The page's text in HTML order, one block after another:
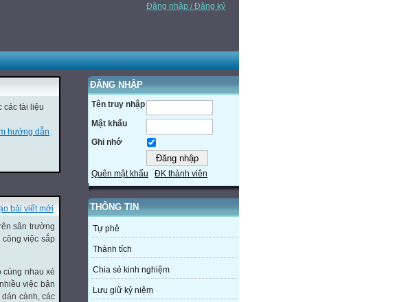
Đăng nhập / Đăng ký
ĐĂNG NHẬP
Tên truy nhập
Mật khẩu
Ghi nhớ
Quên mật khẩu ĐK thành viên
THÔNG TIN
Tự phê
Thành tích
Chia sẻ kinh nghiệm
Lưu giữ kỷ niệm
các tài liệu
hướng dẫn
bài viết mới
sân trường
việc sắp
nhau xé
việc bận
cành, các